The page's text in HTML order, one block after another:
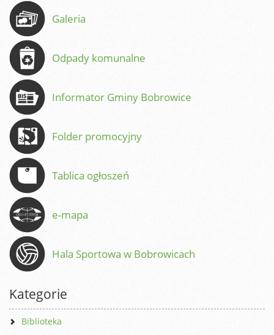
Galeria
Odpady komunalne
Informator Gminy Bobrowice
Folder promocyjny
Tablica ogłoszeń
e-mapa
Hala Sportowa w Bobrowicach
Kategorie
Biblioteka